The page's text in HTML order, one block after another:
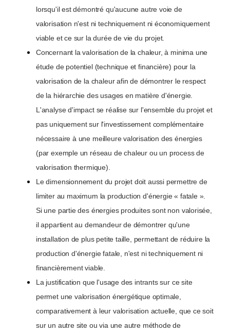
lorsqu'il est démontré qu'aucune autre voie de
valorisation n'est ni techniquement ni économiquement
viable et ce sur la durée de vie du projet.
Concernant la valorisation de la chaleur, à minima une
étude de potentiel (technique et financière) pour la
valorisation de la chaleur afin de démontrer le respect
de la hiérarchie des usages en matière d'énergie.
L'analyse d'impact se réalise sur l'ensemble du projet et
pas uniquement sur l'investissement complémentaire
nécessaire à une meilleure valorisation des énergies
(par exemple un réseau de chaleur ou un process de
valorisation thermique).
Le dimensionnement du projet doit aussi permettre de
limiter au maximum la production d'énergie « fatale ».
Si une partie des énergies produites sont non valorisée,
il appartient au demandeur de démontrer qu'une
installation de plus petite taille, permettant de réduire la
production d'énergie fatale, n'est ni techniquement ni
financièrement viable.
La justification que l'usage des intrants sur ce site
permet une valorisation énergétique optimale,
comparativement à leur valorisation actuelle, que ce soit
sur un autre site ou via une autre méthode de